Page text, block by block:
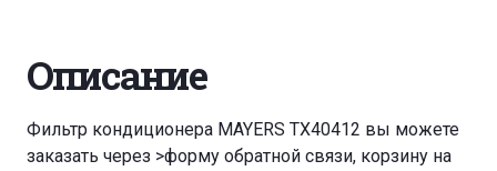
Описание
Фильтр кондиционера MAYERS TX40412 вы можете
заказать через >форму обратной связи, корзину на